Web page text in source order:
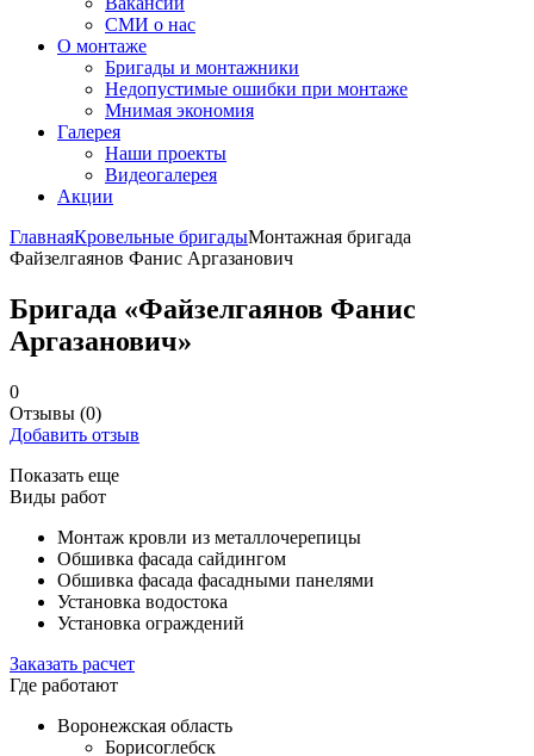
СМИ о нас
О монтаже
Бригады и монтажники
Недопустимые ошибки при монтаже
Мнимая экономия
Галерея
Наши проекты
Видеогалерея
Акции
ГлавнаяКровельные бригадыМонтажная бригада
Файзелгаянов Фанис Аргазанович
Бригада «Файзелгаянов Фанис
Аргазанович»
0
Отзывы (0)
Добавить отзыв
Показать еще
Виды работ
Монтаж кровли из металлочерепицы
Обшивка фасада сайдингом
Обшивка фасада фасадными панелями
Установка водостока
Установка ограждений
Заказать расчет
Где работают
Воронежская область
Борисоглебск